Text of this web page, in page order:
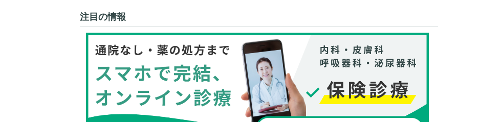
注目の情報